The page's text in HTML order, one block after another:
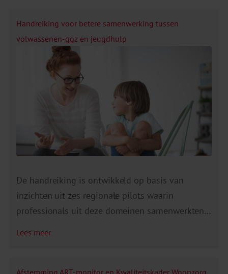
Afstemming ART-monitor en Kwaliteitskader Woonzorg
Handreiking voor betere samenwerking tussen
volwassenen-ggz en jeugdhulp
De handreiking is ontwikkeld op basis van
inzichten uit zes regionale pilots waarin
professionals uit deze domeinen samenwerkten
Lees meer